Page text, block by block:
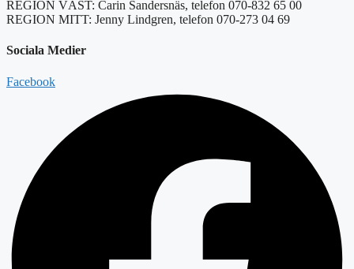
REGION VÄST: Carin Sandersnäs, telefon 070-832 65 00
REGION MITT: Jenny Lindgren, telefon 070-273 04 69
Sociala Medier
Facebook